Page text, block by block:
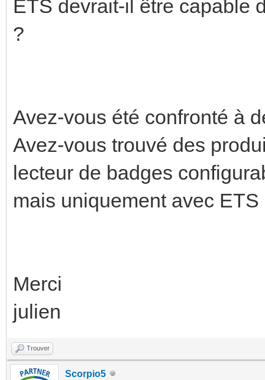
ETS devrait-il être capable
?
Avez-vous été confronté à
Avez-vous trouvé des
lecteur de badges
mais uniquement avec ETS
Merci
julien
Trouver
Scorpio5